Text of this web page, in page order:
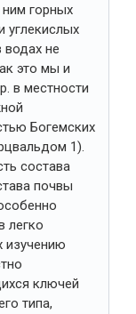
горных
углекислых
не
это мы и
в местности
Богемских
1).
состава
почвы
легко
изучению
ключей
типа,